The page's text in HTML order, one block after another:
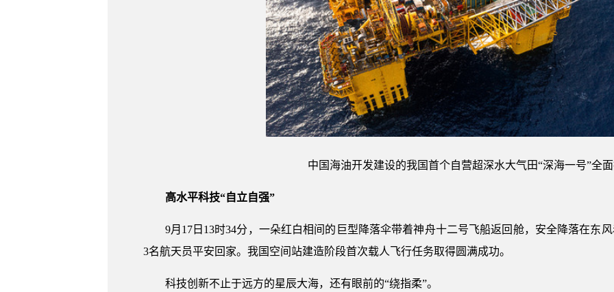
中国海油开发建设的我国首个自营超深水大气田“深海一号”全
高水平科技“自立自强”
9月17日13时34分，一朵红白相间的巨型降落伞带着神舟十二号飞船返回舱，安全降落在东
3名航天员平安回家。我国空间站建造阶段首次载人飞行任务取得圆满成功。
科技创新不止于远方的星辰大海，还有眼前的“绕指柔”。